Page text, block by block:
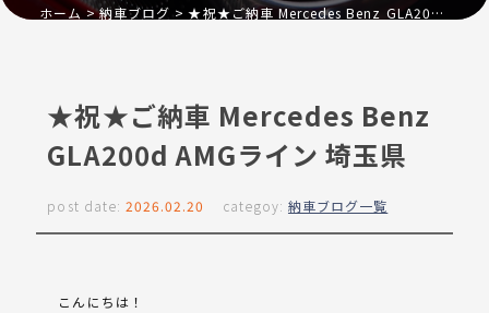
ホーム 納車ブログ ★祝★ご納車 Mercedes Benz GLA200d AMGライン 埼玉県
★祝★ご納車 Mercedes Benz
GLA200d AMGライン 埼玉県
post date: 2026.02.20 categoy: 納車ブログ一覧
こんにちは！